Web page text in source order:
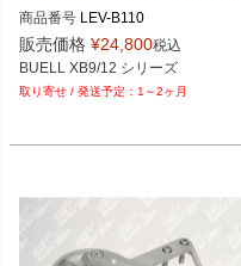
商品番号 LEV-B110
レバースタイル：Standard；1、Air
o；2、Custom；3
レバーカラー：Black；-BLK、Blu
LV,、 Titanium；TI
例：スタイル：スタンダード、レバ
販売価格 ¥24,800税込
1～2ヶ月